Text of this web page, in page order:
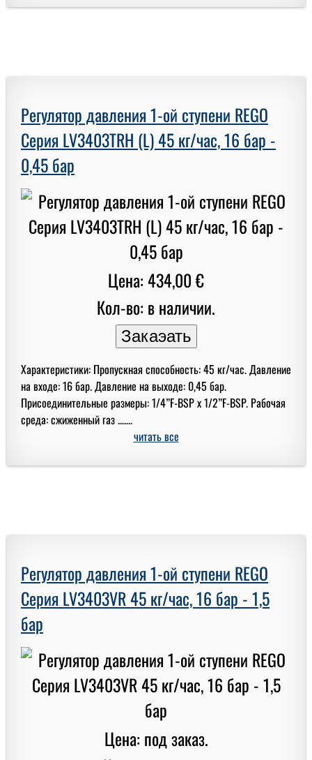
Регулятор давления 1-ой ступени REGO
Серия LV3403TRH (L) 45 кг/час, 16 бар -
0,45 бар
Цена: 434,00 €
Кол-во: в наличии.
Характеристики: Пропускная способность: 45 кг/час. Давление
на входе: 16 бар. Давление на выходе: 0,45 бар.
Присоединительные размеры: 1/4”F-BSP x 1/2”F-BSP. Рабочая
среда: сжиженный газ .......
читать все
Регулятор давления 1-ой ступени REGO
Серия LV3403VR 45 кг/час, 16 бар - 1,5
бар
Цена: под заказ.